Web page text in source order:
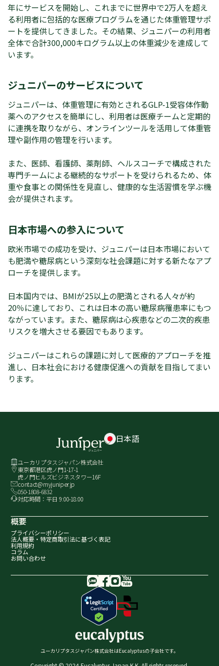
年にサービスを開始し、これまでに世界中で2万人を超え
る利用者に包括的な医療プログラムを通じた体重管理サポ
ートを提供してきました。その結果、ジュニパーの利用者
全体で合計300,000キログラム以上の体重減少を達成して
います。
ジュニパーのサービスについて
ジュニパーは、体重管理に有効とされるGLP-1受容体作動
薬へのアクセスを簡単にし、利用者は医療チームと定期的
に連携を取りながら、オンラインツールを活用して体重管
理や副作用の管理を行います。
また、医師、看護師、薬剤師、ヘルスコーチで構成された
専門チームによる継続的なサポートを受けられるため、体
重や食事との関係性を見直し、健康的な生活習慣を学ぶ機
会が提供されます。
日本市場への参入について
欧米市場での成功を受け、ジュニパーは日本市場において
も肥満や糖尿病という深刻な社会課題に対する新たなアプ
ローチを提供します。
日本国内では、BMIが25以上の肥満とされる人々が約
20％に達しており、これは日本の高い糖尿病罹患率にもつ
ながっています。また、糖尿病は心疾患などの二次的疾患
リスクを増大させる要因でもあります。
ジュニパーはこれらの課題に対して医療的アプローチを推
進し、日本社会における健康促進への貢献を目指してまい
ります。
日本語
ユーカリプタスジャパン株式会社
東京都港区虎ノ門1-17-1
虎ノ門ヒルズビジネスタワー16F
contact@myjuniper.jp
050-1808-6832
対応時間：平日 9:00-18:00
ユーカリプタスジャパン株式会社はEucalyptusの子会社です。
概要
プライバシーポリシー
法人概要・特定商取引法に基づく表記
利用規約
コラム
お問い合わせ